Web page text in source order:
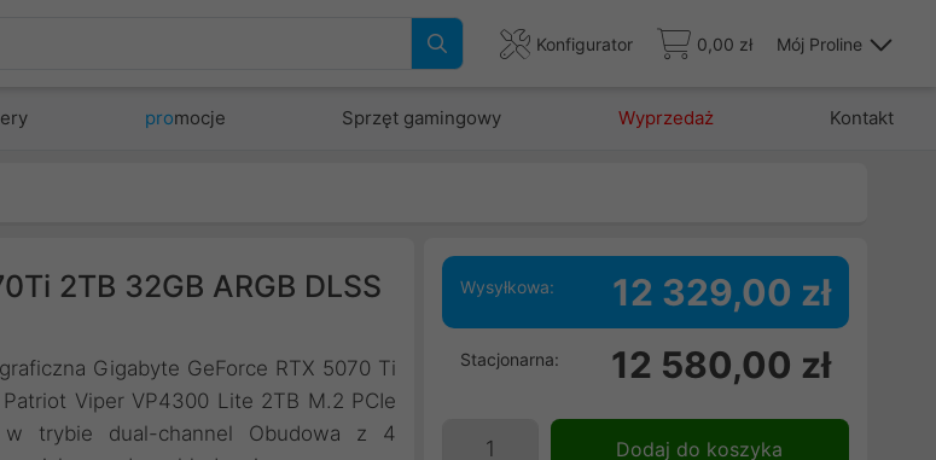
Konfigurator 0,00 zł Mój Proline
promocje Sprzęt gamingowy Wyprzedaż Kontakt
2TB 32GB ARGB DLSS
Gigabyte GeForce RTX 5070 Ti
Viper VP4300 Lite 2TB M.2 PCIe
w trybie dual-channel Obudowa z 4
Wysyłkowa: 12 329,00 zł
Stacjonarna: 12 580,00 zł
Dodaj do koszyka